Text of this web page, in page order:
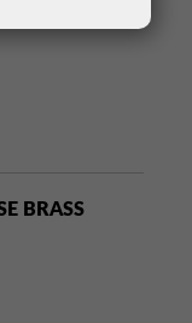
BRASS